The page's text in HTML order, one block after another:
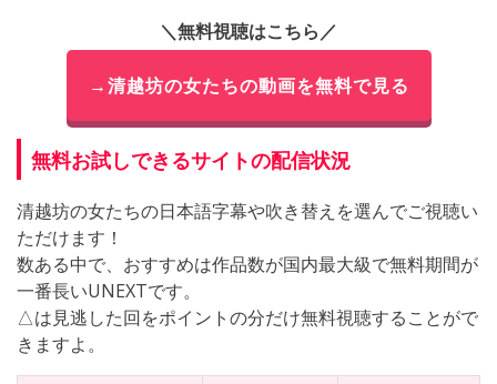
＼無料視聴はこちら／
→清越坊の女たちの動画を無料で見る
無料お試しできるサイトの配信状況
清越坊の女たちの日本語字幕や吹き替えを選んでご視聴い
ただけます！
数ある中で、おすすめは作品数が国内最大級で無料期間が
一番長いUNEXTです。
△は見逃した回をポイントの分だけ無料視聴することがで
きますよ。